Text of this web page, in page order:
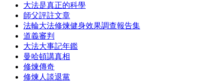
大法是真正的科學
師父評註文章
法輪大法修煉健身效果調查報告集
道義審判
大法大事記年鑑
曼哈頓講真相
修煉傳奇
修煉人談退黨